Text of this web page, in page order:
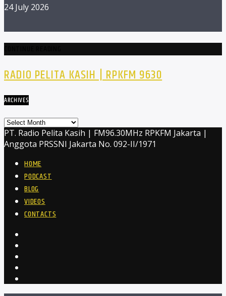
24 July 2026
RADIO PELITA KASIH | RPKFM 9630
ARCHIVES
Archives
PT. Radio Pelita Kasih | FM96.30MHz RPKFM Jakarta |
Anggota PRSSNI Jakarta No. 092-II/1971
HOME
PODCAST
BLOG
VIDEOS
CONTACTS